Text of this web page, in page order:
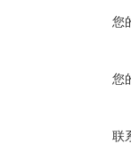
您
您
联